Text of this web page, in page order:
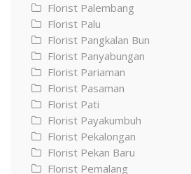
Florist Palembang
Florist Palu
Florist Pangkalan Bun
Florist Panyabungan
Florist Pariaman
Florist Pasaman
Florist Pati
Florist Payakumbuh
Florist Pekalongan
Florist Pekan Baru
Florist Pemalang